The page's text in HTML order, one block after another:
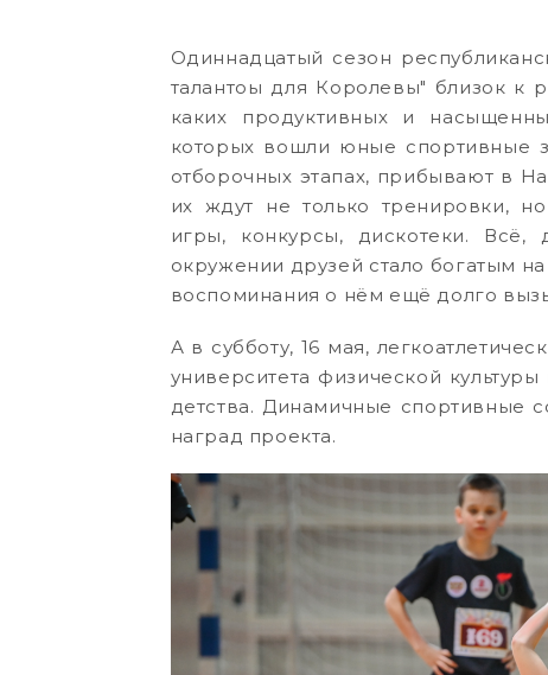
Одиннадцатый сезон
талантоы для Королевы" близок к
каких продуктивных и
которых вошли юные спортивные
отборочных этапах, прибывают в
их ждут не только тренировки, но
игры, конкурсы, дискотеки.
окружении друзей стало богатым
воспоминания о нём ещё долго
А в субботу, 16 мая,
университета физической
детства. Динамичные спортивные
наград проекта.